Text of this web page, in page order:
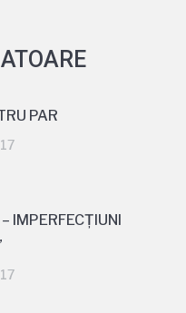
PAR
IMPERFECȚIUNI